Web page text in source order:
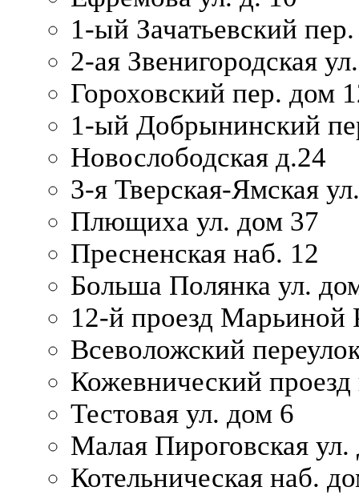
1-ый Зачатьевский
2-ая Звенигородская
Гороховский пер. дом
1-ый Добрынинский
Новослободская д.24
3-я Тверская-Ямская
Плющиха ул. дом 37
Пресненская наб. 12
Больша Полянка ул.
12-й проезд Марьиной
Всеволожский
Кожевнический проезд
Тестовая ул. дом 6
Малая Пироговская
Котельническая наб.